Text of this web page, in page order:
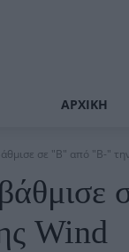
ΑΡΧΙΚΉ
σε "B" από "B-"
Wind